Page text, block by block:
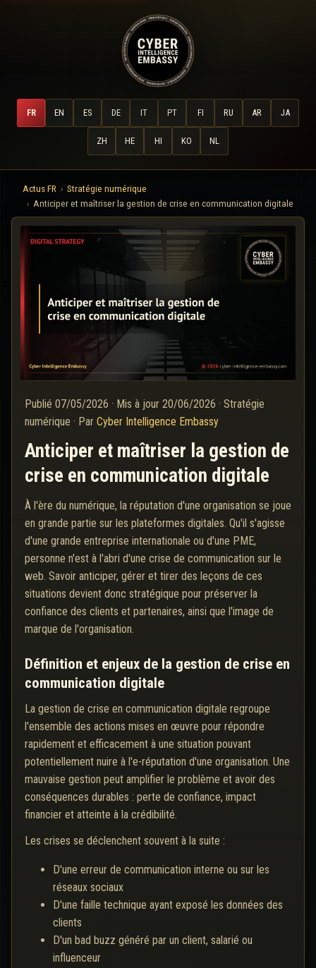
FR EN ES DE IT PT FI RU AR JA
ZH HE HI KO NL
Actus FR
Stratégie numérique
Anticiper et maîtriser la gestion de crise en communication digitale
Publié 07/05/2026 · Mis à jour 20/06/2026 · Stratégie
numérique · Par Cyber Intelligence Embassy
Anticiper et maîtriser la gestion de
crise en communication digitale
À l'ère du numérique, la réputation d'une organisation se joue
en grande partie sur les plateformes digitales. Qu'il s'agisse
d'une grande entreprise internationale ou d'une PME,
personne n'est à l'abri d'une crise de communication sur le
web. Savoir anticiper, gérer et tirer des leçons de ces
situations devient donc stratégique pour préserver la
confiance des clients et partenaires, ainsi que l'image de
marque de l'organisation.
Définition et enjeux de la gestion de crise en
communication digitale
La gestion de crise en communication digitale regroupe
l'ensemble des actions mises en œuvre pour répondre
rapidement et efficacement à une situation pouvant
potentiellement nuire à l'e-réputation d'une organisation. Une
mauvaise gestion peut amplifier le problème et avoir des
conséquences durables : perte de confiance, impact
financier et atteinte à la crédibilité.
Les crises se déclenchent souvent à la suite :
D'une erreur de communication interne ou sur les
réseaux sociaux
D'une faille technique ayant exposé les données des
clients
D'un bad buzz généré par un client, salarié ou
influenceur